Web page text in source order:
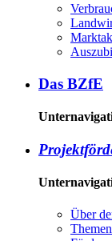
Das BZ­fE
Über